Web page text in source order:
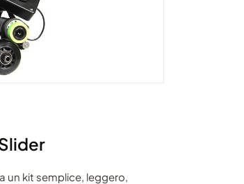
un kit semplice, leggero,